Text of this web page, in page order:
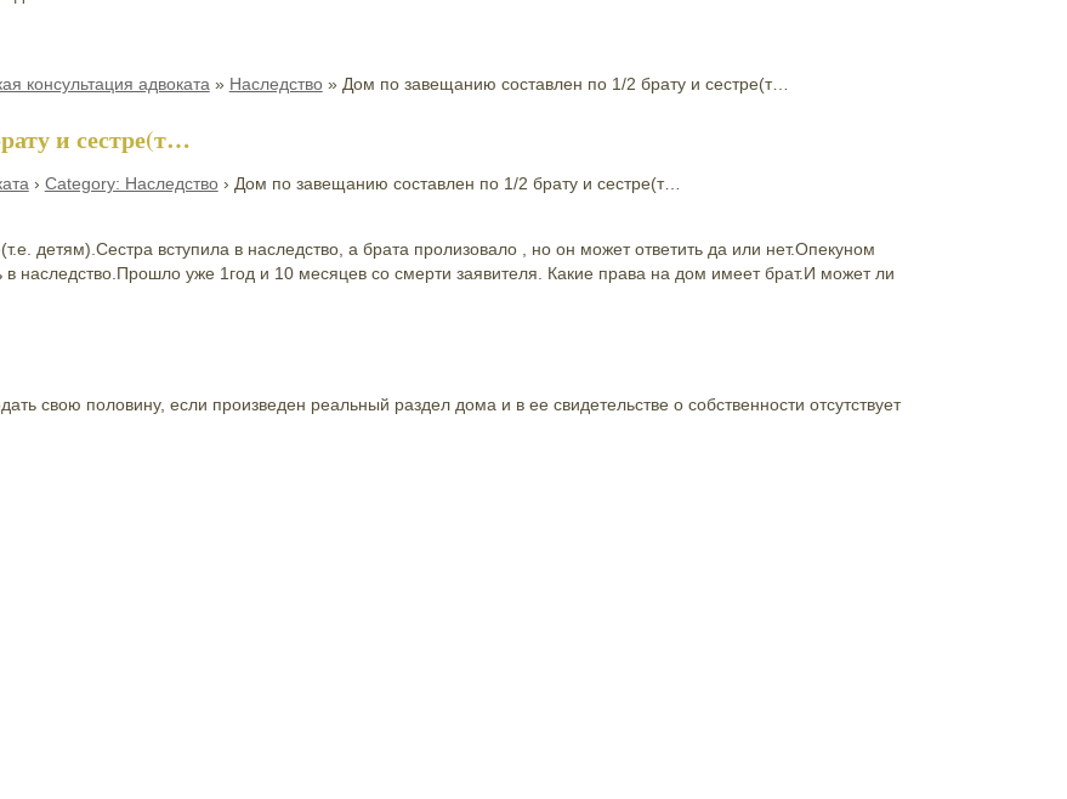
консультация адвоката » Наследство» Дом по завещанию составлен по 1/2 брату и сестре(т…
и сестре(т…
› Category: Наследство› Дом по завещанию составлен по 1/2 брату и сестре(т…
детям).Сестра вступила в наследство, а брата пролизовало , но он может ответить да или нет.Опекуном
в наследство.Прошло уже 1год и 10 месяцев со смерти заявителя. Какие права на дом имеет брат.И может ли
свою половину, если произведен реальный раздел дома и в ее свидетельстве о собственности отсутствует